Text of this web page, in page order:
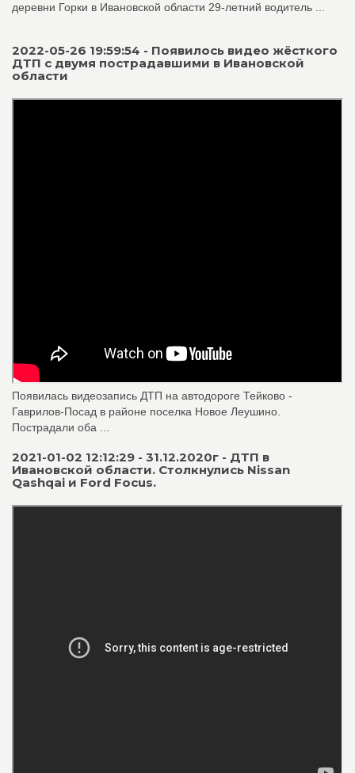
деревни Горки в Ивановской области 29-летний водитель ...
2022-05-26 19:59:54 - Появилось видео жёсткого
ДТП с двумя пострадавшими в Ивановской
области
Появилась видеозапись ДТП на автодороге Тейково -
Гаврилов-Посад в районе поселка Новое Леушино.
Пострадали оба ...
2021-01-02 12:12:29 - 31.12.2020г - ДТП в
Ивановской области. Столкнулись Nissan
Qashqai и Ford Focus.